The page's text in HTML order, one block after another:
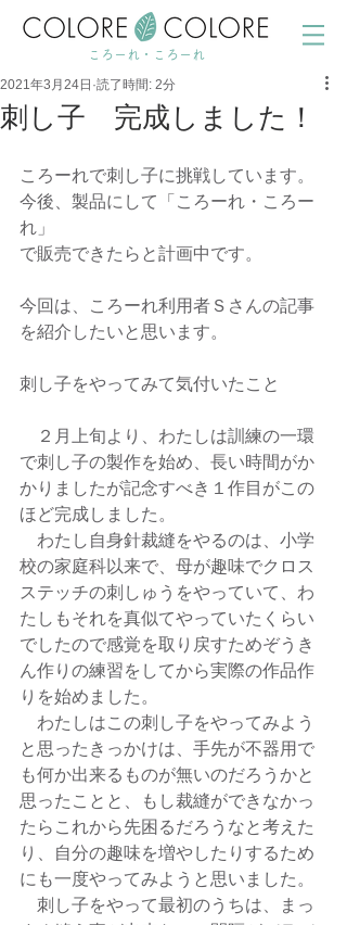
ころーれ・ころーれ
刺し子 完成しました！
2021年3月24日 読了時間: 2分
ころーれで刺し子に挑戦しています。
今後、製品にして「ころーれ・ころー
れ」
で販売できたらと計画中です。
今回は、ころーれ利用者Ｓさんの記事
を紹介したいと思います。
刺し子をやってみて気付いたこと
２月上旬より、わたしは訓練の一環
で刺し子の製作を始め、長い時間がか
かりましたが記念すべき１作目がこの
ほど完成しました。
わたし自身針裁縫をやるのは、小学
校の家庭科以来で、母が趣味でクロス
ステッチの刺しゅうをやっていて、わ
たしもそれを真似てやっていたくらい
でしたので感覚を取り戻すためぞうき
ん作りの練習をしてから実際の作品作
りを始めました。
わたしはこの刺し子をやってみよう
と思ったきっかけは、手先が不器用で
も何か出来るものが無いのだろうかと
思ったことと、もし裁縫ができなかっ
たらこれから先困るだろうなと考えた
り、自分の趣味を増やしたりするため
にも一度やってみようと思いました。
刺し子をやって最初のうちは、まっ